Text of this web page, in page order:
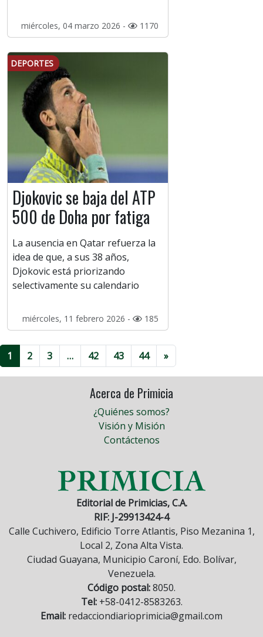
miércoles, 04 marzo 2026 - 1170
DEPORTES
Djokovic se baja del ATP
500 de Doha por fatiga
La ausencia en Qatar refuerza la
idea de que, a sus 38 años,
Djokovic está priorizando
selectivamente su calendario
miércoles, 11 febrero 2026 - 185
1 2 3 … 42 43 44 »
Acerca de Primicia
¿Quiénes somos?
Visión y Misión
Contáctenos
Editorial de Primicias, C.A.
RIF: J-29913424-4
Calle Cuchivero, Edificio Torre Atlantis, Piso Mezanina 1,
Local 2, Zona Alta Vista.
Ciudad Guayana, Municipio Caroní, Edo. Bolívar,
Venezuela.
Código postal:8050.
Tel:+58-0412-8583263.
Email: redacciondiarioprimicia@gmail.com